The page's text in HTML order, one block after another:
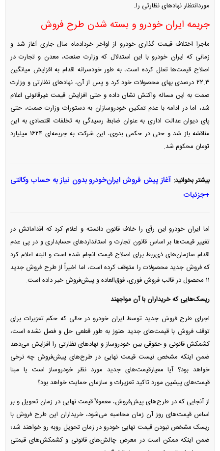
موردانتظار نهاد‌های نظارتی را.
جریمه ایران خودرو و بسته شدن طرح فروش
ماجرا اختلاف قیمت گذاری خودرو از اواخر خردادماه سال جاری آغاز شد و
زمانی که ایران خودرو با این استدلال که وزارت صنعت، معدن و تجارت در
اصلاح قیمت‌ها تعلل کرده است، به طور خودسرانه اقدام به افزایش میانگین
۲۲.۳ درصدی بهای محصولات خود کرد و پس از آن، نهاد‌های نظارتی و وزارت
صمت به این مساله واکنش نشان داده و حتی افزایش قیمت غیرقانونی اعلام
شد، اما در ادامه با عدم تمکین خودروسازان به دستورات وزارت صمت، حتی
پای دیوان عدالت اداری به عنوان ضابط رسیدگی به تخلفات اقتصادی به این
مناقشه باز شد و حتی در حکمی بدوی، این شرکت به جریمه‌ای ۱۶۲۴ میلیارد
تومان محکوم شد.
بیشتر بخوانید: آغاز پیش فروش ایران‌خودرو بدون نیاز به حساب وکالتی
+جزئیات
اما ایران خودرو این رأی را خلاف قانون دانسته و اعلام کرد که اقداماتش در
تغییر قیمت‌ها بر اساس قانون تجارت و استاندارد‌های حسابداری و در پی عدم
اقدام سازمان‌های ذی‌ربط برای اصلاح قیمت انجام شده است و البته اعلام کرد
که فروش جدید محصولات را متوقف کرده است، اما اخیراً از طرح فروش جدید
۱۱ محصول در قالب فروش فوری، فوق‌العاده و پیش‌فروش خبر داده است.
ریسک‌هایی که خریداران با آن مواجهند
اجرای طرح فروش جدید توسط ایران خودرو در حالی که حکم تعزیرات برای
توقف فروش با قیمت‌های جدید هنوز به طور قطعی حل و فصل نشده است،
کشمکش قانونی و حقوقی بین خودروساز و نهاد‌های نظارتی را افزایش می‌دهد
ضمن اینکه مشخص نیست قیمت نهایی در طرح‌های پیش‌فروش چه نرخی
خواهد بود؟ آیا معیارقیمت‌های جدید مورد نظر خودروساز است یا مبنا
قیمت‌های پیشین مورد تاکید تعزیرات و سازمان حمایت خواهد بود؟
از آنجایی که در طرح‌های پیش‌فروش، معمولاً قیمت نهایی در زمان تحویل و بر
اساس قیمت‌های روز آن زمان محاسبه می‌شود، خریداران این طرح فروش با
ریسک مشخص نبودن قیمت نهایی خودرو در زمان تحویل روبه رو خواهند شد؛
ضمن اینکه ممکن است در معرض چالش‌های قانونی و کشمکش‌های قیمتی